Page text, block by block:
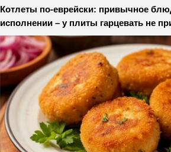
Котлеты по-еврейски: привычное
исполнении – у плиты гарцевать не